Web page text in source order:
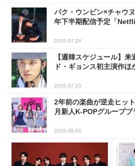
パク・ウンビン×チャウ
年下半期配信予定「
2026.07.28
【週韓スケジュール】
ド・ギョンス初主演作ほ
2026.07.10
2年前の楽曲が逆走ヒッ
月新人K-POPグループ
2026.08.04